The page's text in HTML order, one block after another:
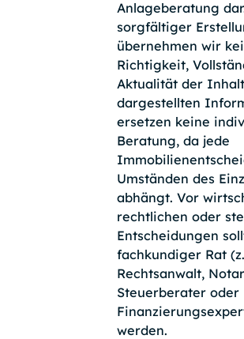
Anlageberatung
sorgfältiger
übernehmen wir
Richtigkeit,
Aktualität der
dargestellten
ersetzen keine
Beratung, da jede
Umständen des
abhängt. Vor
rechtlichen oder
Entscheidungen
fachkundiger Rat
Rechtsanwalt,
Steuerberater oder
werden.